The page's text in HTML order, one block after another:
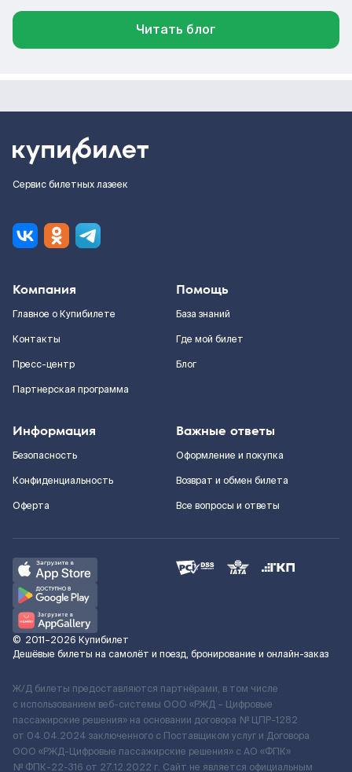
Читать блог
Сервис билетных лазеек
Компания
Главное о Купибилете
Контакты
Пресс-центр
Партнерская программа
Помощь
База знаний
Где мой билет
Блог
Информация
Безопасность
Конфиденциальность
Оферта
Важные ответы
Оформление и покупка
Возврат и обмен билета
Все вопросы и ответы
© 2011–2026 Купибилет
Дешёвые билеты на самолёт и поезд, бронирование и онлайн-заказ
Ж/Д билеты предоставляются партнёрами, в том числе
с использованием веб-системы ООО «РЖД – Цифровые
пассажирские решения» на основании договора № ЦПР-1282
от 04.04.2024 заключенного с Поставщиком услуг и Договора
ООО «РЖД-Цифровые пассажирские решения» c АО «ФПК»
№ ФПК-22-316 от 27.12.2022 г. Сайт не является официальным